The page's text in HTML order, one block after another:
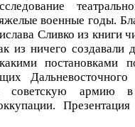
военные годы.
Сливко из книги
из ничего создавали
постановками
советскую армию